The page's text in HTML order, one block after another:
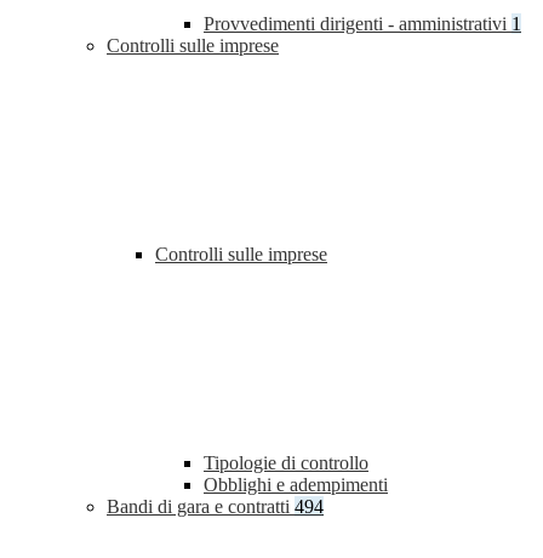
Provvedimenti dirigenti - amministrativi 1
Controlli sulle imprese
Controlli sulle imprese
Tipologie di controllo
Obblighi e adempimenti
Bandi di gara e contratti 494